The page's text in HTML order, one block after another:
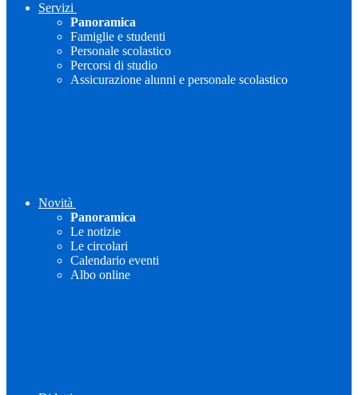
Servizi
Panoramica
Famiglie e studenti
Personale scolastico
Percorsi di studio
Assicurazione alunni e personale scolastico
Novità
Panoramica
Le notizie
Le circolari
Calendario eventi
Albo online